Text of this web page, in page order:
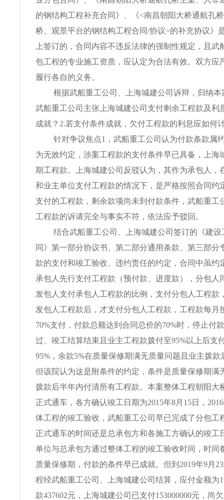
的钢结构工程补充合同》、《<南昌朝阳大桥通航孔
桥、观景平台的钢结构工程合同/协议>的补充协议》
上签订的，合同内容不违反法律的强制性规定，且武
包工程的专业施工资质，应认定为合法有效。双方应
履行各自的义务。
根据武船重工公司、上海城建公司诉辩，归纳本
武船重工公司主张上海城建公司支付剩余工程款及利
成就？2.若支付条件成就，欠付工程款的利息应如何
针对争议焦点1，武船重工公司认为付款条款属
为无效约定，涉案工程款的支付条件早已具备，上海
期工程款。上海城建公司反驳认为，其作为承包人，
和业主单位支付工程款的情况下，是严格按照合同约
支付的工程款，剩余款项尚未到付款条件，武船重工
工程款的诉请完全与事实不符，依法应予驳回。
结合武船重工公司、上海城建公司签订的《建
同》第一部分协议书、第二部分通用条款、第三部分
款的支付和竣工验收、违约责任的约定，合同中虽约
承包人先行支付工程款（预付款、进度款），分包人
发包人支付承包人工程款的比例，支付分包人工程款
发包人工程款后，才支付分包人工程款，工程款每月
70%支付，付款总额达到合同总价的70%时，停止付
过、竣工结算结束且业主工程款拨付至95%以上后支
95%，余款5%在质量保修期满无质量问题且业主拨款
但该院认为这是附条件的约定，条件是质量保修期满
拨款后半年内付清所有工程款。本案整体工程朝阳大
正式通车，各方确认竣工日期为2015年8月15日，
体工程的竣工验收，武船重工公司早已完成了分包工
正式通车的时间还是总承包方和各施工方确认的竣工
单位与总承包方通过整体工程的竣工验收时间，时间
质量保修期，付款的条件早已成就。但到2019年9月
程经武船重工公司、上海城建公司结算，应付金额为
款437602元，上海城建公司已支付153000000元，尚